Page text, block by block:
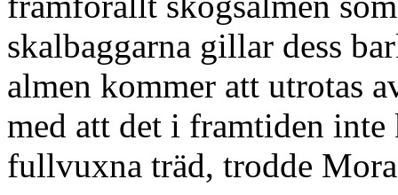
skalbaggarna gillar dess
almen kommer att utrotas
med att det i framtiden
fullvuxna träd, trodde